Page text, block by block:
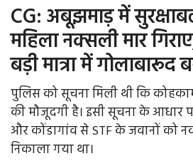
Office Office
Political Gossips
Farm & Food
Opinion
CG: अबूझमाड़ में
महिला नक्सली मार
बड़ी मात्रा में गोलाबारूद
पुलिस को सूचना मिली थी कि
की मौजूदगी है। इसी सूचना के आधार
और कोंडागांव से STF के जवानों को
निकाला गया था।